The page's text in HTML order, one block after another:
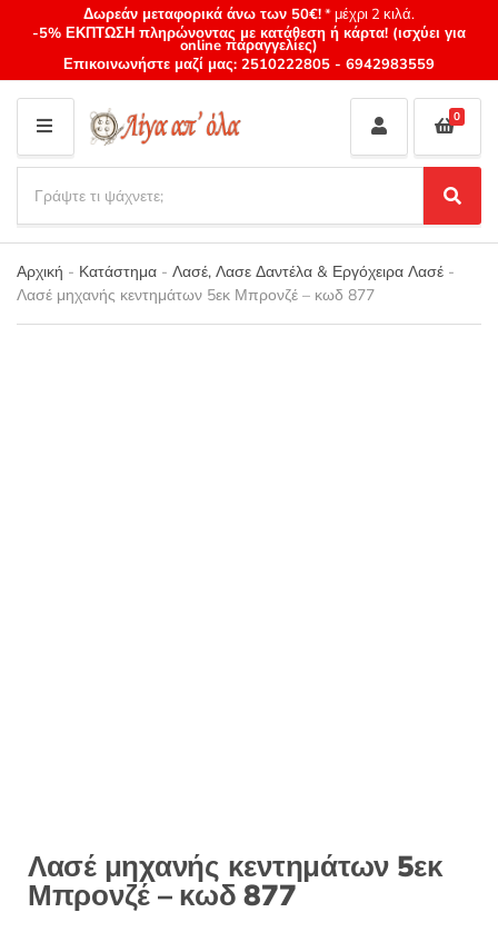
Δωρεάν μεταφορικά άνω των 50€!* μέχρι 2 κιλά.
-5% ΕΚΠΤΩΣΗ πληρώνοντας με κατάθεση ή κάρτα! (ισχύει για
online παραγγελίες)
Επικοινωνήστε μαζί μας: 2510222805 - 6942983559
M
E
N
U
Category
name
a
r
c
h
p
S
e
a
r
0
Αρχική - Κατάστημα - Λασέ, Λασε Δαντέλα & Εργόχειρα Λασέ -
Λασέ μηχανής κεντημάτων 5εκ Μπρονζέ – κωδ 877
Λασέ μηχανής κεντημάτων 5εκ
Μπρονζέ – κωδ 877